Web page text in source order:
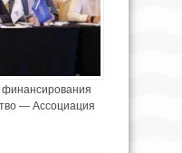
финансирования
— Ассоциация